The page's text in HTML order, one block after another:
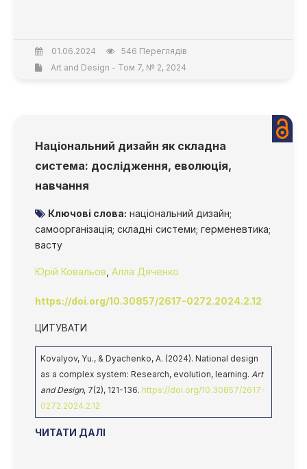
01.06.2024
546 Переглядів
Art and Design - Том 7, № 2, 2024
Національний дизайн як складна
система: дослідження, еволюція,
навчання
Ключові слова: національний дизайн;
самоорганізація; складні системи; герменевтика;
васту
Юрій Ковальов Алла Дяченко
https://doi.org/10.30857/2617-0272.2024.2.12
ЦИТУВАТИ
Kovalyov, Yu., & Dyachenko, A. (2024). National design
as a complex system: Research, evolution, learning. Art
and Design, 7(2), 121-136. https://doi.org/10.30857/2617-
0272.2024.2.12
ЧИТАТИ ДАЛІ